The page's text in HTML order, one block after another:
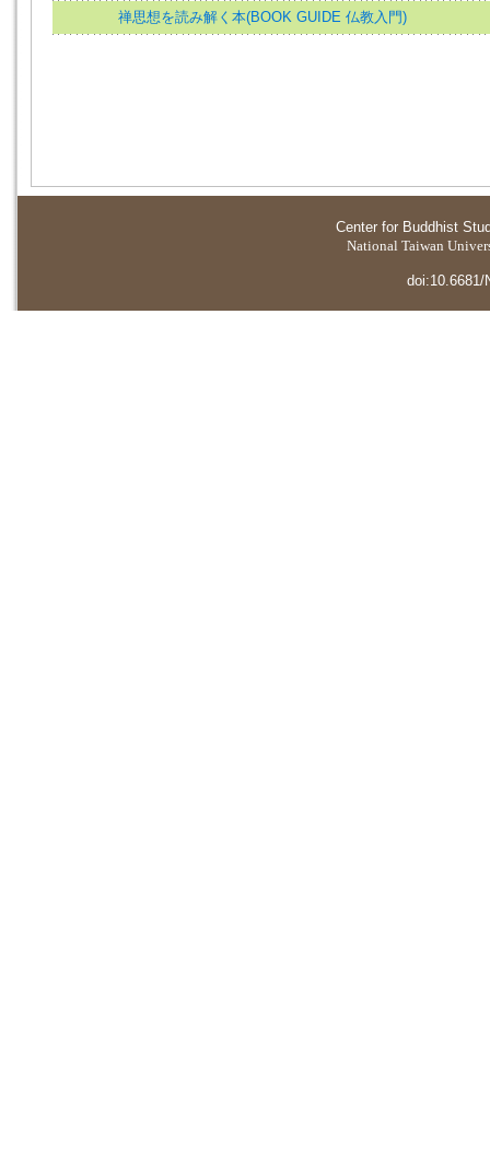
禅思想を読み解く本(BOOK GUIDE 仏教入門)
Center for Buddhist
National Taiwan
doi:10.6681/